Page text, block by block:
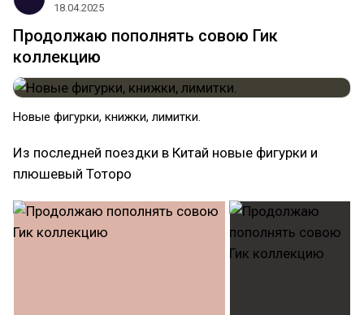
18.04.2025
Продолжаю пополнять совою Гик
коллекцию
Новые фигурки, книжки, лимитки.
Из последней поездки в Китай новые фигурки и
плюшевый Тоторо